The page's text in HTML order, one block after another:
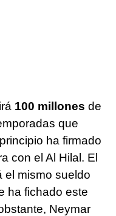
100 millones de
que
ha firmado
con el Al Hilal. El
el mismo sueldo
ha fichado este
Neymar